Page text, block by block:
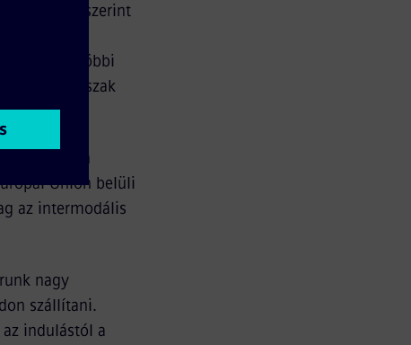
szerződés szerint
lehet a többi
krízis időszak
független
Unión belüli
az intermodális
nagy
szállítani.
indulástól a